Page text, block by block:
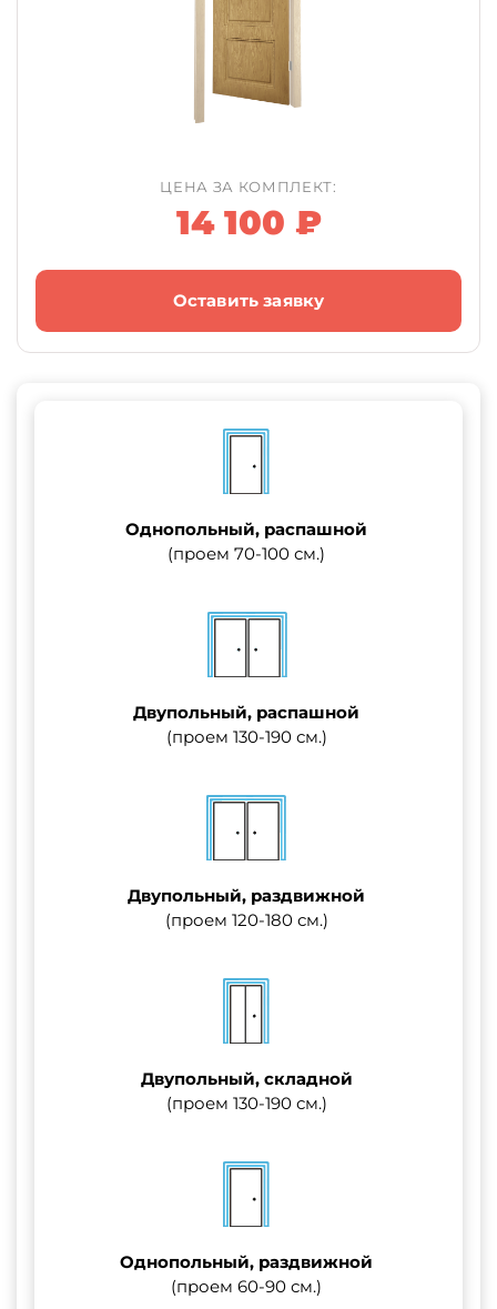
ЦЕНА ЗА КОМПЛЕКТ:
14 100 ₽
Оставить заявку
Однопольный, распашной
(проем 70-100 см.)
Двупольный, распашной
(проем 130-190 см.)
Двупольный, раздвижной
(проем 120-180 см.)
Двупольный, складной
(проем 130-190 см.)
Однопольный, раздвижной
(проем 60-90 см.)